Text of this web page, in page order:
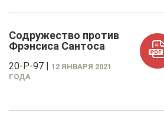
Содружество против
Фрэнсиса Сантоса
20-P-97 | 12 ЯНВАРЯ 2021
ГОДА